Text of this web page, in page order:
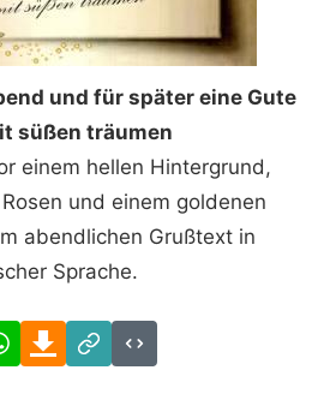
und für später eine Gute
süßen träumen
einem hellen Hintergrund,
und einem goldenen
abendlichen Grußtext in
Sprache.
WhatsAppDownload
Link
Code